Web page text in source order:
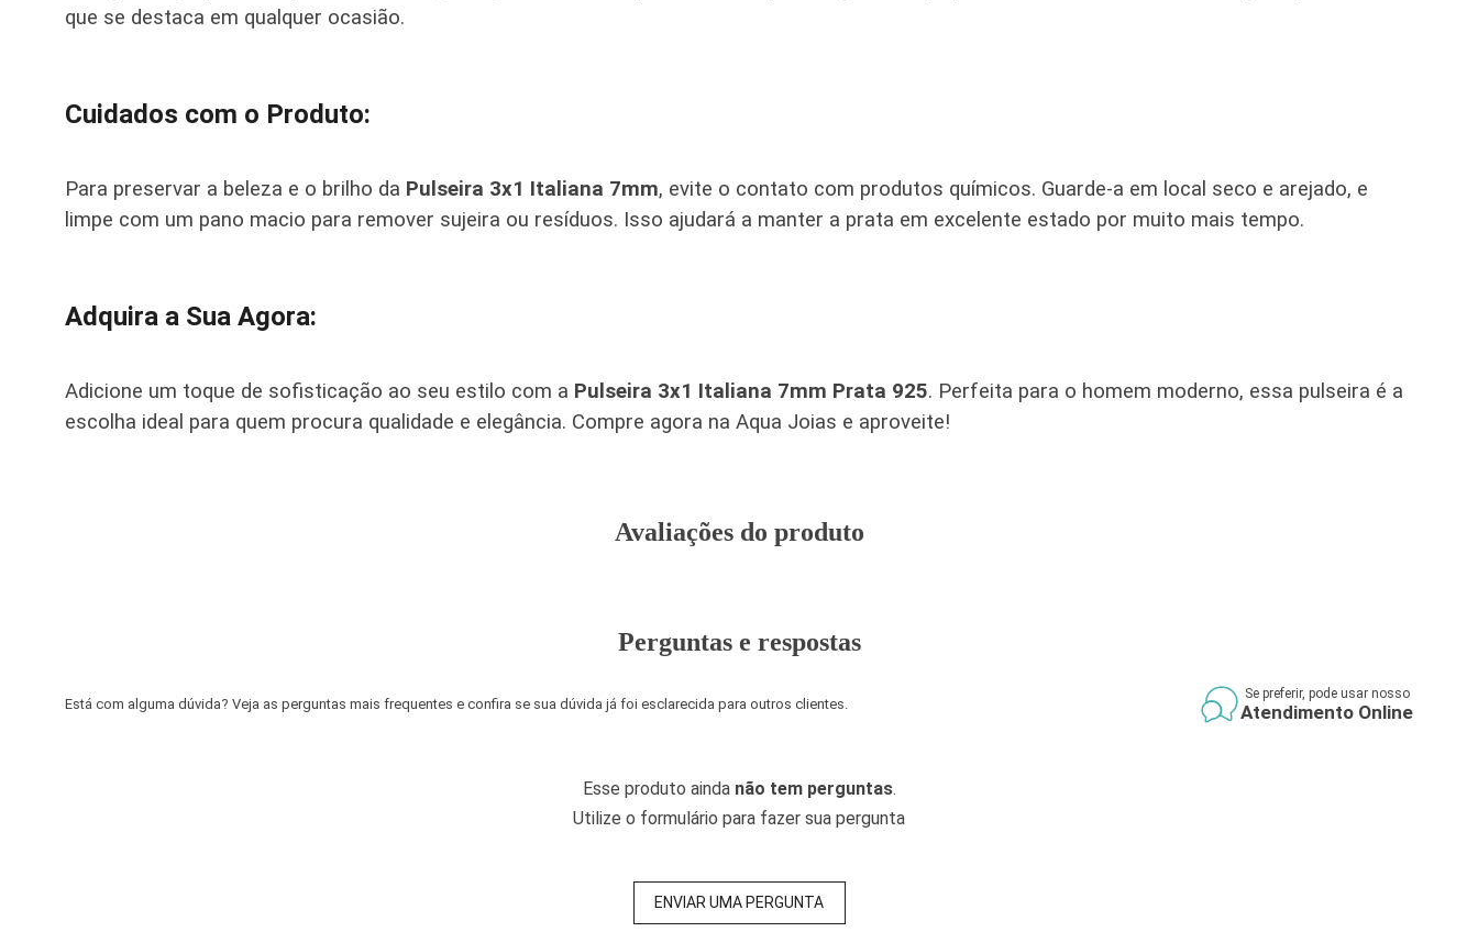
que se destaca em qualquer ocasião.
Cuidados com o Produto:
Para preservar a beleza e o brilho da Pulseira 3x1 Italiana 7mm, evite o contato com produtos químicos. Guarde-a em local seco e arejado, e
limpe com um pano macio para remover sujeira ou resíduos. Isso ajudará a manter a prata em excelente estado por muito mais tempo.
Adquira a Sua Agora:
Adicione um toque de sofisticação ao seu estilo com a Pulseira 3x1 Italiana 7mm Prata 925. Perfeita para o homem moderno, essa pulseira é a
escolha ideal para quem procura qualidade e elegância. Compre agora na Aqua Joias e aproveite!
Avaliações do produto
Perguntas e respostas
Está com alguma dúvida? Veja as perguntas mais frequentes e confira se sua dúvida já foi esclarecida para outros clientes.
Se preferir, pode usar nosso
Atendimento Online
Esse produto ainda não tem perguntas.
Utilize o formulário para fazer sua pergunta
ENVIAR UMA PERGUNTA